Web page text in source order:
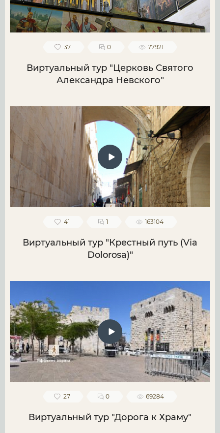
37 0 77921
Виртуальный тур "Церковь Святого
Александра Невского"
41 1 163104
Виртуальный тур "Крестный путь (Via
Dolorosa)"
27 0 69284
Виртуальный тур "Дорога к Храму"